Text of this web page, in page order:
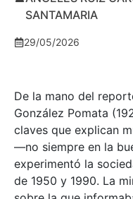
SANTAMARIA
29/05/2026
De la mano del
González Pomata
claves que explican
—no siempre en la
experimentó la
de 1950 y 1990. La